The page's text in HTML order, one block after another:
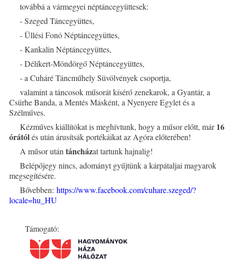
továbbá a vármegyei néptáncegyüttesek:
- Szeged Táncegyüttes,
- Üllési Fonó Néptáncegyüttes,
- Kankalin Néptáncegyüttes,
- Délikert-Möndörgő Néptáncegyüttes,
- a Cuháré Táncműhely Süvölvények csoportja,
valamint a táncosok műsorát kísérő zenekarok, a Gyantár, a
Csürhe Banda, a Mentés Másként, a Nyenyere Egylet és a
Szélműves.
Kézműves kiállítókat is meghívtunk, hogy a műsor előtt, már16
órátólés után árusítsák portékáikat az Agóra előterében!
A műsor után táncházat tartunk hajnalig!
Belépőjegy nincs, adományt gyűjtünk a kárpátaljai magyarok
megsegítésére.
Bővebben: https://www.facebook.com/cuhare.szeged/?
locale=hu_HU
Támogató: